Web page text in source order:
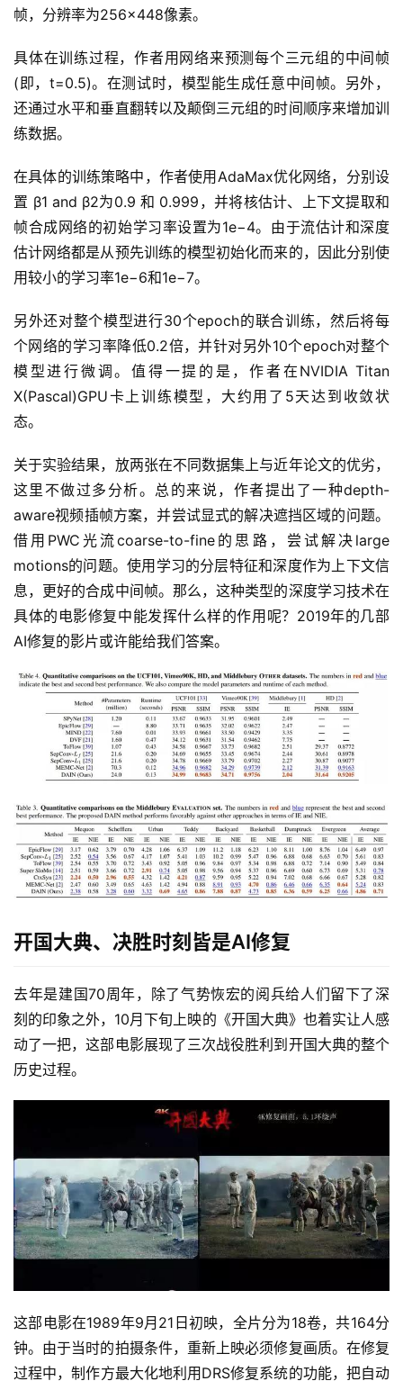
界
人
工
智
能
深
度
学
习
计
算
未
来
医
疗
能
驾
驶
智
慧
市
登录 注册
帧，分辨率为256×448像素。
具体在训练过程，作者用网络来预测每个三元组的中间帧
(即，t=0.5)。在测试时，模型能生成任意中间帧。另外，
还通过水平和垂直翻转以及颠倒三元组的时间顺序来增加训
练数据。
在具体的训练策略中，作者使用AdaMax优化网络，分别设
置 β1 and β2为0.9 和 0.999，并将核估计、上下文提取和
帧合成网络的初始学习率设置为1e−4。由于流估计和深度
估计网络都是从预先训练的模型初始化而来的，因此分别使
用较小的学习率1e−6和1e−7。
另外还对整个模型进行30个epoch的联合训练，然后将每
个网络的学习率降低0.2倍，并针对另外10个epoch对整个
模型进行微调。值得一提的是，作者在NVIDIA Titan
X(Pascal)GPU卡上训练模型，大约用了5天达到收敛状
态。
关于实验结果，放两张在不同数据集上与近年论文的优劣，
这里不做过多分析。总的来说，作者提出了一种depth-
aware视频插帧方案，并尝试显式的解决遮挡区域的问题。
借用PWC光流coarse-to-fine的思路，尝试解决large
motions的问题。使用学习的分层特征和深度作为上下文信
息，更好的合成中间帧。那么，这种类型的深度学习技术在
具体的电影修复中能发挥什么样的作用呢？2019年的几部
AI修复的影片或许能给我们答案。
开国大典、决胜时刻皆是AI修复
去年是建国70周年，除了气势恢宏的阅兵给人们留下了深
刻的印象之外，10月下旬上映的《开国大典》也着实让人感
动了一把，这部电影展现了三次战役胜利到开国大典的整个
历史过程。
这部电影在1989年9月21日初映，全片分为18卷，共164分
钟。由于当时的拍摄条件，重新上映必须修复画质。在修复
过程中，制作方最大化地利用DRS修复系统的功能，把自动